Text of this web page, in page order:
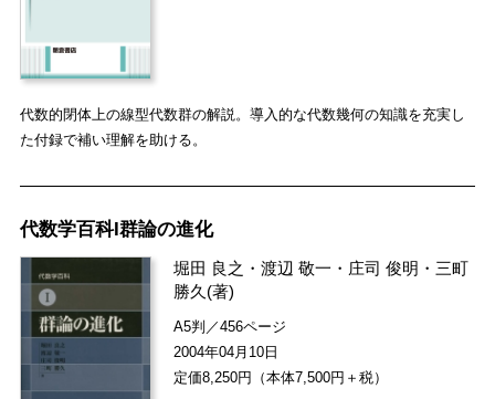
代数的閉体上の線型代数群の解説。導入的な代数幾何の知識を充実し
た付録で補い理解を助ける。
代数学百科I群論の進化
堀田 良之 ・渡辺 敬一 ・ 庄司 俊明 ・三町
勝久(著)
A5判／456ページ
2004年04月10日
定価8,250円（本体7,500円＋税）